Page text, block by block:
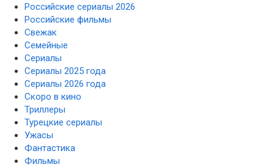
Российские сериалы 2026
Российские фильмы
Свежак
Семейные
Сериалы
Сериалы 2025 года
Сериалы 2026 года
Скоро в кино
Триллеры
Турецкие сериалы
Ужасы
Фантастика
Фильмы